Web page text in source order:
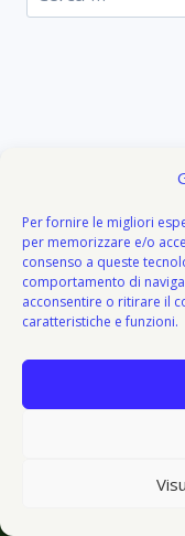
Per fornire le migliori
per memorizzare e/o
consenso a queste
comportamento di
acconsentire o ritirare il
caratteristiche e funzioni.
per: